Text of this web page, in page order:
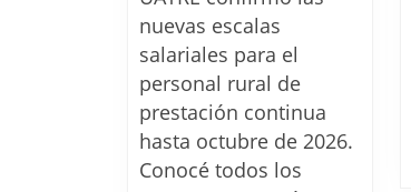
Escalas
salariales
confirmadas
hasta
octubre
2026
nuevas escalas
salariales para el
personal rural de
prestación continua
hasta octubre de 2026.
Conocé todos los